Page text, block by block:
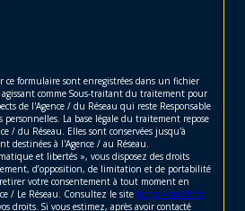
ce formulaire sont enregistrées dans un fichier
comme Sous-traitant du traitement pour
de l'Agence / du Réseau qui reste Responsable
La base légale du traitement repose
/ du Réseau. Elles sont conservées jusqu'à
destinées à l'Agence / au Réseau.
et libertés », vous disposez des droits
d’opposition, de limitation et de portabilité
votre consentement à tout moment en
/ Le Réseau. Consultez le site https://cnil.fr/fr
droits. Si vous estimez, après avoir contacté